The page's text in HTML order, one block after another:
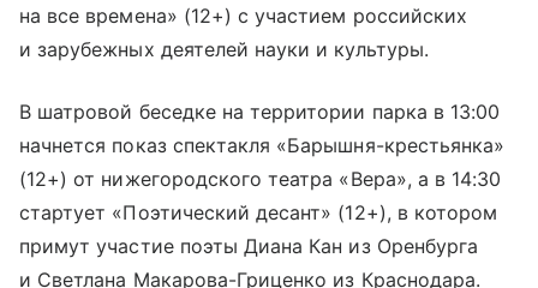
на все времена» (12+) с участием российских
и зарубежных деятелей науки и культуры.
В шатровой беседке на территории парка в 13:00
начнется показ спектакля «Барышня-крестьянка»
(12+) от нижегородского театра «Вера», а в 14:30
стартует «Поэтический десант» (12+), в котором
примут участие поэты Диана Кан из Оренбурга
и Светлана Макарова-Гриценко из Краснодара.